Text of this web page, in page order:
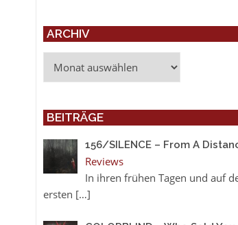
ARCHIV
BEITRÄGE
156/SILENCE – From A
Reviews
In ihren frühen Tagen und auf
ersten […]